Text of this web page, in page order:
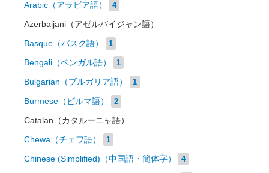
Arabic（アラビア語） 4
Azerbaijani（アゼルバイジャン語）
Basque（バスク語） 1
Bengali（ベンガル語） 1
Bulgarian（ブルガリア語） 1
Burmese（ビルマ語） 2
Catalan（カタルーニャ語）
Chewa（チェワ語） 1
Chinese (Simplified)（中国語・簡体字） 4